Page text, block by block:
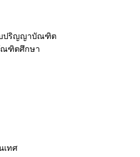
บปริญญาบัณฑิต
ณฑิตศึกษา
เทศ